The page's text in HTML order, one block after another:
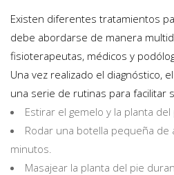
Existen diferentes tratamientos
debe abordarse de manera
fisioterapeutas, médicos y
Una vez realizado el diagnóstico,
una serie de rutinas para facilitar
Estirar el gemelo y la planta del
Rodar una botella pequeña de
minutos.
Masajear la planta del pie